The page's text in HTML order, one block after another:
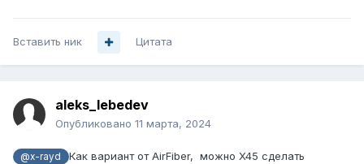
Вставить ник Цитата
aleks_lebedev
Опубликовано 11 марта, 2024
@x-rayd
Как вариант от AirFiber, можно X45 сделать